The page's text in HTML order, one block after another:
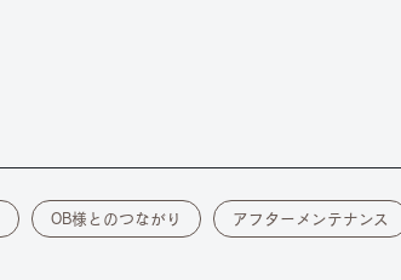
OB様とのつながり アフターメンテナンス